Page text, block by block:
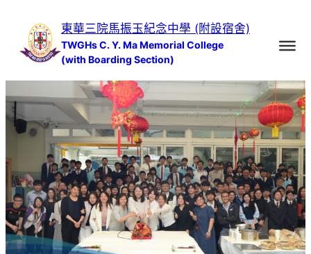
容
東華三院馬振玉紀念中學 (附設宿舍)
TWGHs C. Y. Ma Memorial College
(with Boarding Section)